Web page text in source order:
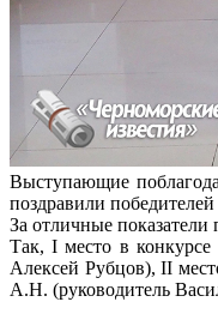
Выступающие
поздравили
За отличные
Так, I место в
Алексей Рубцов), II
А.Н. (руководитель